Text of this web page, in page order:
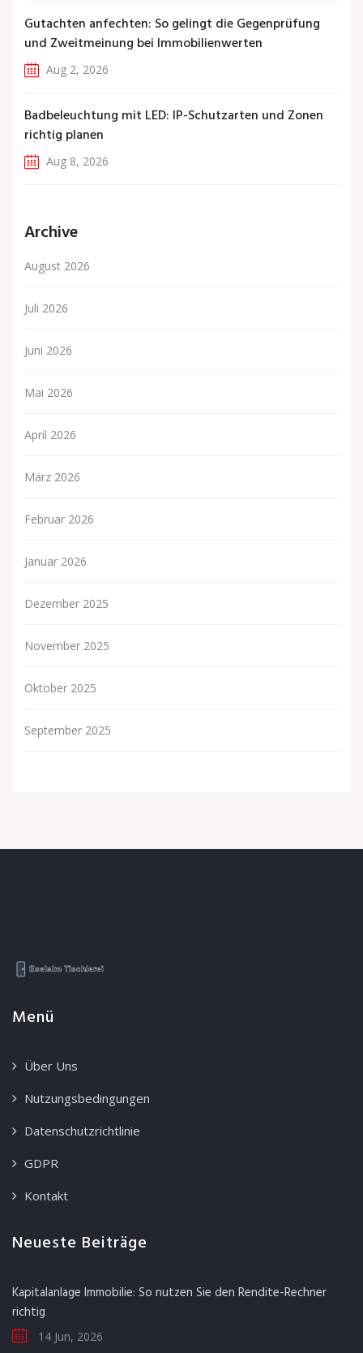
Gutachten anfechten: So gelingt die Gegenprüfung
und Zweitmeinung bei Immobilienwerten
Aug 2, 2026
Badbeleuchtung mit LED: IP-Schutzarten und Zonen
richtig planen
Aug 8, 2026
Archive
August 2026
Juli 2026
Juni 2026
Mai 2026
April 2026
März 2026
Februar 2026
Januar 2026
Dezember 2025
November 2025
Oktober 2025
September 2025
Menü
Über Uns
Nutzungsbedingungen
Datenschutzrichtlinie
GDPR
Kontakt
Neueste Beiträge
Kapitalanlage Immobilie: So nutzen Sie den Rendite-Rechner
richtig
14 Jun, 2026